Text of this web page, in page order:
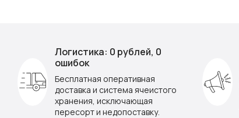
Логистика: 0 рублей, 0
ошибок
Бесплатная оперативная
доставка и система ячеистого
хранения, исключающая
пересорт и недопоставку.